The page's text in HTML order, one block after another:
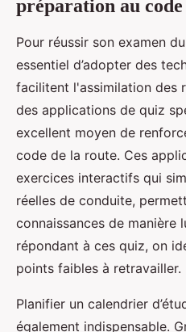
préparation au
Pour réussir son examen
essentiel d’adopter des
facilitent l'assimilation des
des applications de quiz
excellent moyen de
code de la route. Ces
exercices interactifs qui
réelles de conduite,
connaissances de manière
répondant à ces quiz, on
points faibles à retravailler.
Planifier un calendrier
également indispensable.